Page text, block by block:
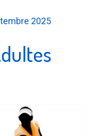
2025